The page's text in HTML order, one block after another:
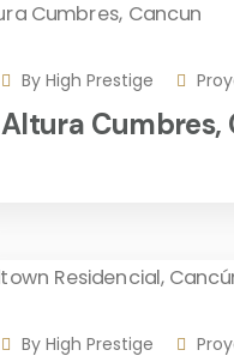
By High Prestige
Altura Cumbres,
By High Prestige